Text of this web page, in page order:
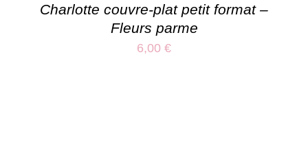
Charlotte couvre-plat petit format –
Fleurs parme
6,00 €